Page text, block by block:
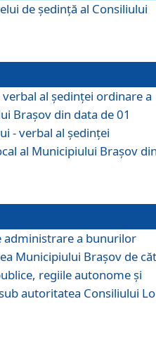
de şedinţă al Consiliului
al şedinţei ordinare a
Brașov din data de 01
- verbal al ședinței
al Municipiului Brașov
administrare a bunurilor
Municipiului Brașov de
regiile autonome și
autoritatea Consiliului